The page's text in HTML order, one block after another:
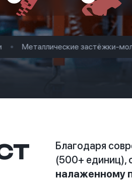
Металлические застёжки-
Благодаря
(500+ единиц),
налаженному